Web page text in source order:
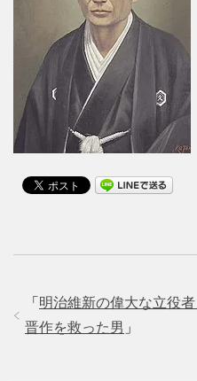
「 明治維新の偉大な立役
晋作を救った男 」